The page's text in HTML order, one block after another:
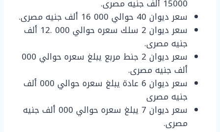
15000 ألف جنيه مصرى.
سعر ديوان 40 حوالي 000 16 ألف جنيه مصرى.
سعر ديوان 2 سلك سعره حوالي 000 .12 ألف
جنيه مصرى.
سعر ديوان 2 جنط مربع يبلغ سعره حوالي 000
ألف جنيه مصرى.
سعر ديوان 6 عادة يبلغ سعره حوالي 000 ألف
جنيه مصرى
سعر ديوان 7 يبلغ سعره حوالي 000 ألف جنيه
مصرى.